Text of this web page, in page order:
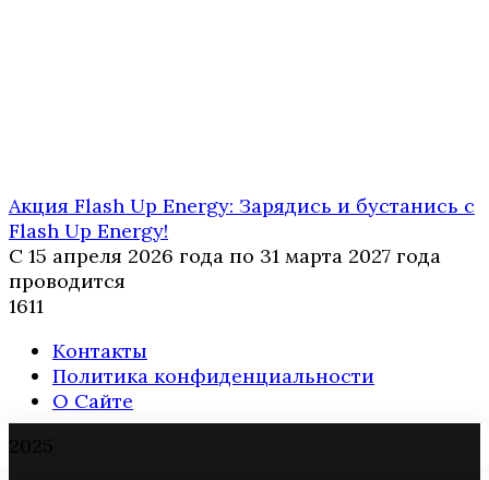
Акция Flash Up Energy: Зарядись и бустанись с
Flash Up Energy!
С 15 апреля 2026 года по 31 марта 2027 года
проводится
1611
Контакты
Политика конфиденциальности
О Сайте